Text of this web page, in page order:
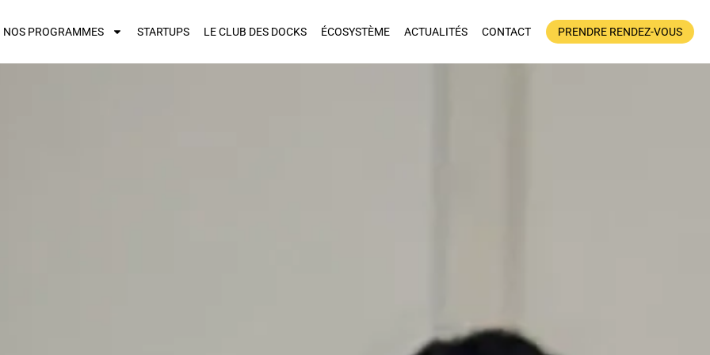
NOS PROGRAMMES STARTUPS LE CLUB DES DOCKS ÉCOSYSTÈME ACTUALITÉS CONTACT PRENDRE RENDEZ-VOUS